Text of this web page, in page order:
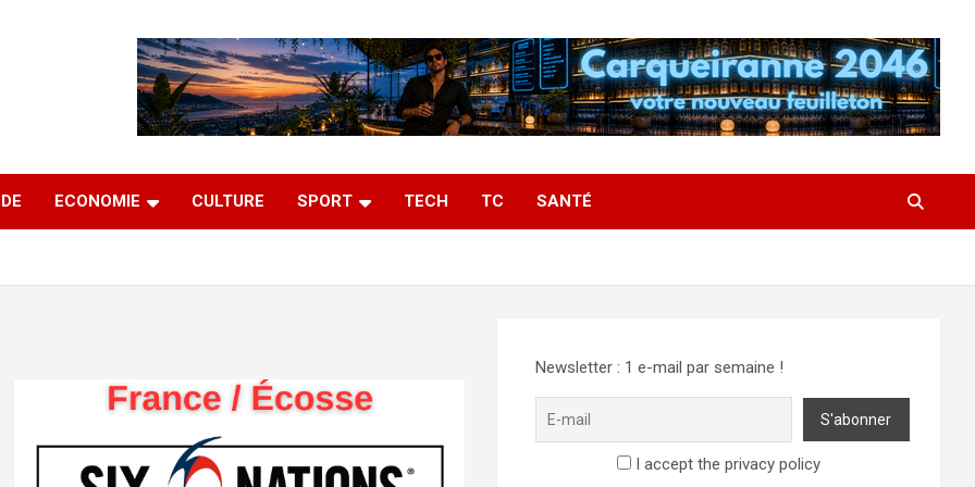
ECONOMIE CULTURE SPORT TECH TC SANTÉ
Newsletter : 1 e-mail par semaine !
I accept the privacy policy